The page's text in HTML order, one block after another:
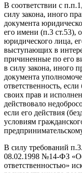
В соответствии с
силу закона, иного
документа
его имени (п.3 ст.53),
юридического лица,
выступающих в
причиненные по его
в силу закона, иного
документа
ответственность,
своих прав и
действовало
если его действия
условиям
В силу требований
08.02.1998 №14-ФЗ
ответственностью»